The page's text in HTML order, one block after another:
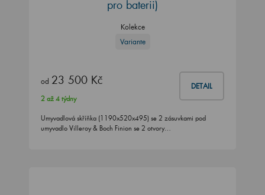
pro baterii)
Kolekce
Variante
od 23 500 Kč DETAIL
2 až 4 týdny
Umyvadlová skříňka (1190x520x495) se 2 zásuvkami pod
umyvadlo Villeroy & Boch Finion se 2 otvory…